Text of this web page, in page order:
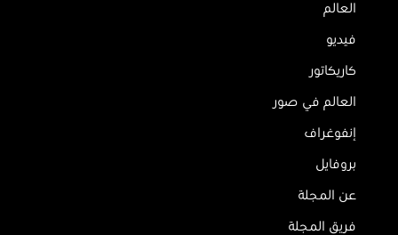
العالم
فيديو
كاريكاتور
العالم في صور
إنفوغراف
بروفايل
عن المجلة
فريق المجلة